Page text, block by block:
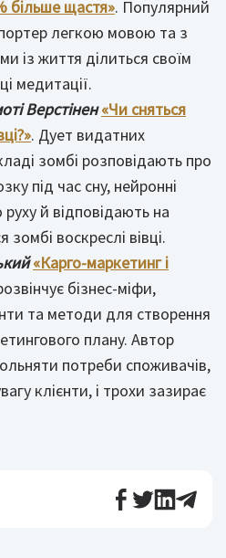
більше щастя». Популярний
легкою мовою та з
із життя ділиться своїм
медитації.
Верстінен «Чи сняться
. Дует видатних
зомбі розповідають про
під час сну, нейронні
й відповідають на
зомбі воскреслі вівці.
«Карго-маркетинг і
бізнес-міфи,
та методи для створення
плану. Автор
потреби споживачів,
клієнти, і трохи зазирає